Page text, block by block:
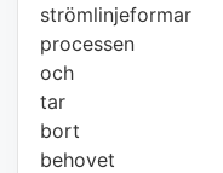
strömlinjeformar
processen
och
tar
bort
behovet